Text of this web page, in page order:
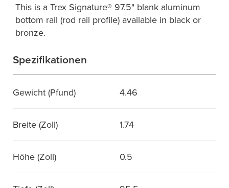
This is a Trex Signature® 97.5" blank aluminum
bottom rail (rod rail profile) available in black or
bronze.
Spezifikationen
Gewicht (Pfund) 4.46
Breite (Zoll) 1.74
Höhe (Zoll) 0.5